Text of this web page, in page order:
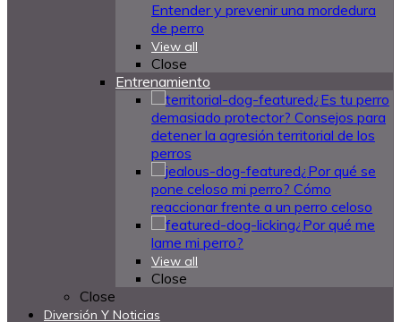
Entender y prevenir una mordedura
de perro
View all
Close
Entrenamiento
¿Es tu perro
demasiado protector? Consejos para
detener la agresión territorial de los
perros
¿Por qué se
pone celoso mi perro? Cómo
reaccionar frente a un perro celoso
¿Por qué me
lame mi perro?
View all
Close
Close
Diversión Y Noticias